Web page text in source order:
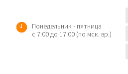
Понедельник - пятница
с 7:00 до 17:00 (по мск. вр.)